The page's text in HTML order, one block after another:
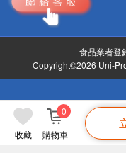
收藏 購物車
0
食品業者登
Copyright©2026 Uni-